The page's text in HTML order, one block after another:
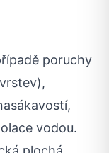
poruchy
vodou.